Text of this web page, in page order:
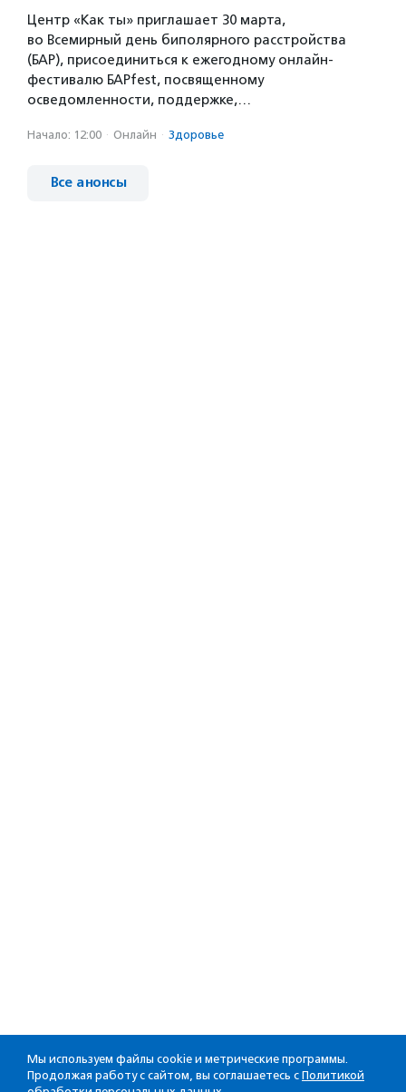
Центр «Как ты» приглашает 30 марта,
во Всемирный день биполярного расстройства
(БАР), присоединиться к ежегодному онлайн-
фестивалю БАРfest, посвященному
осведомленности, поддержке,…
Начало: 12:00 · Онлайн · Здоровье
Все анонсы
Мы используем файлы cookie и метрические программы.
Продолжая работу с сайтом, вы соглашаетесь с Политикой